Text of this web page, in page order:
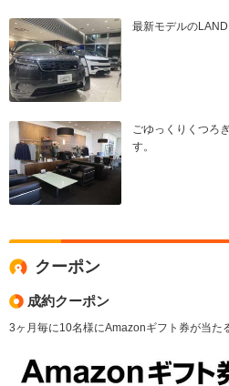
最新モデルのLAND
ごゆっくりくつろ
す。
クーポン
成約クーポン
3ヶ月毎に10名様にAmazonギフト券が当た